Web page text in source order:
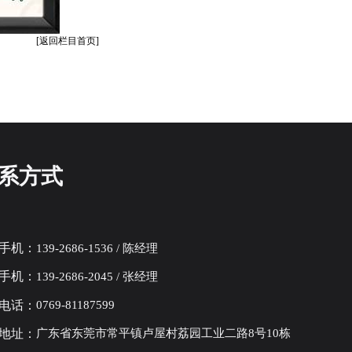
[返回栏目首页]
方式
机： 139-2686-1536 / 陈经理
机： 139-2686-2045 / 张经理
话： 0769-81187599
址： 广东省东莞市常平镇卢屋村荔园工业二路8号10栋